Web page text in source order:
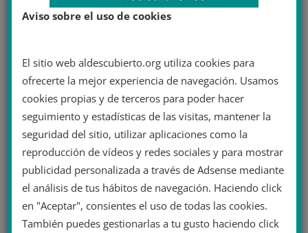
Aviso sobre el uso de cookies
El sitio web aldescubierto.org utiliza cookies para
ofrecerte la mejor experiencia de navegación. Usamos
cookies propias y de terceros para poder hacer
seguimiento y estadísticas de las visitas, mantener la
seguridad del sitio, utilizar aplicaciones como la
reproducción de vídeos y redes sociales y para mostrar
publicidad personalizada a través de Adsense mediante
el análisis de tus hábitos de navegación. Haciendo click
en "Aceptar", consientes el uso de todas las cookies.
También puedes gestionarlas a tu gusto haciendo click